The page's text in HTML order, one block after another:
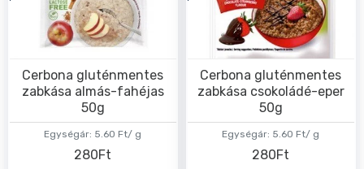
Egységár: 5.60 Ft/ g
Cerbona gluténmentes
zabkása almás-fahéjas
50g
280Ft
Egységár: 5.60 Ft/ g
Cerbona gluténmentes
zabkása csokoládé-eper
50g
280Ft